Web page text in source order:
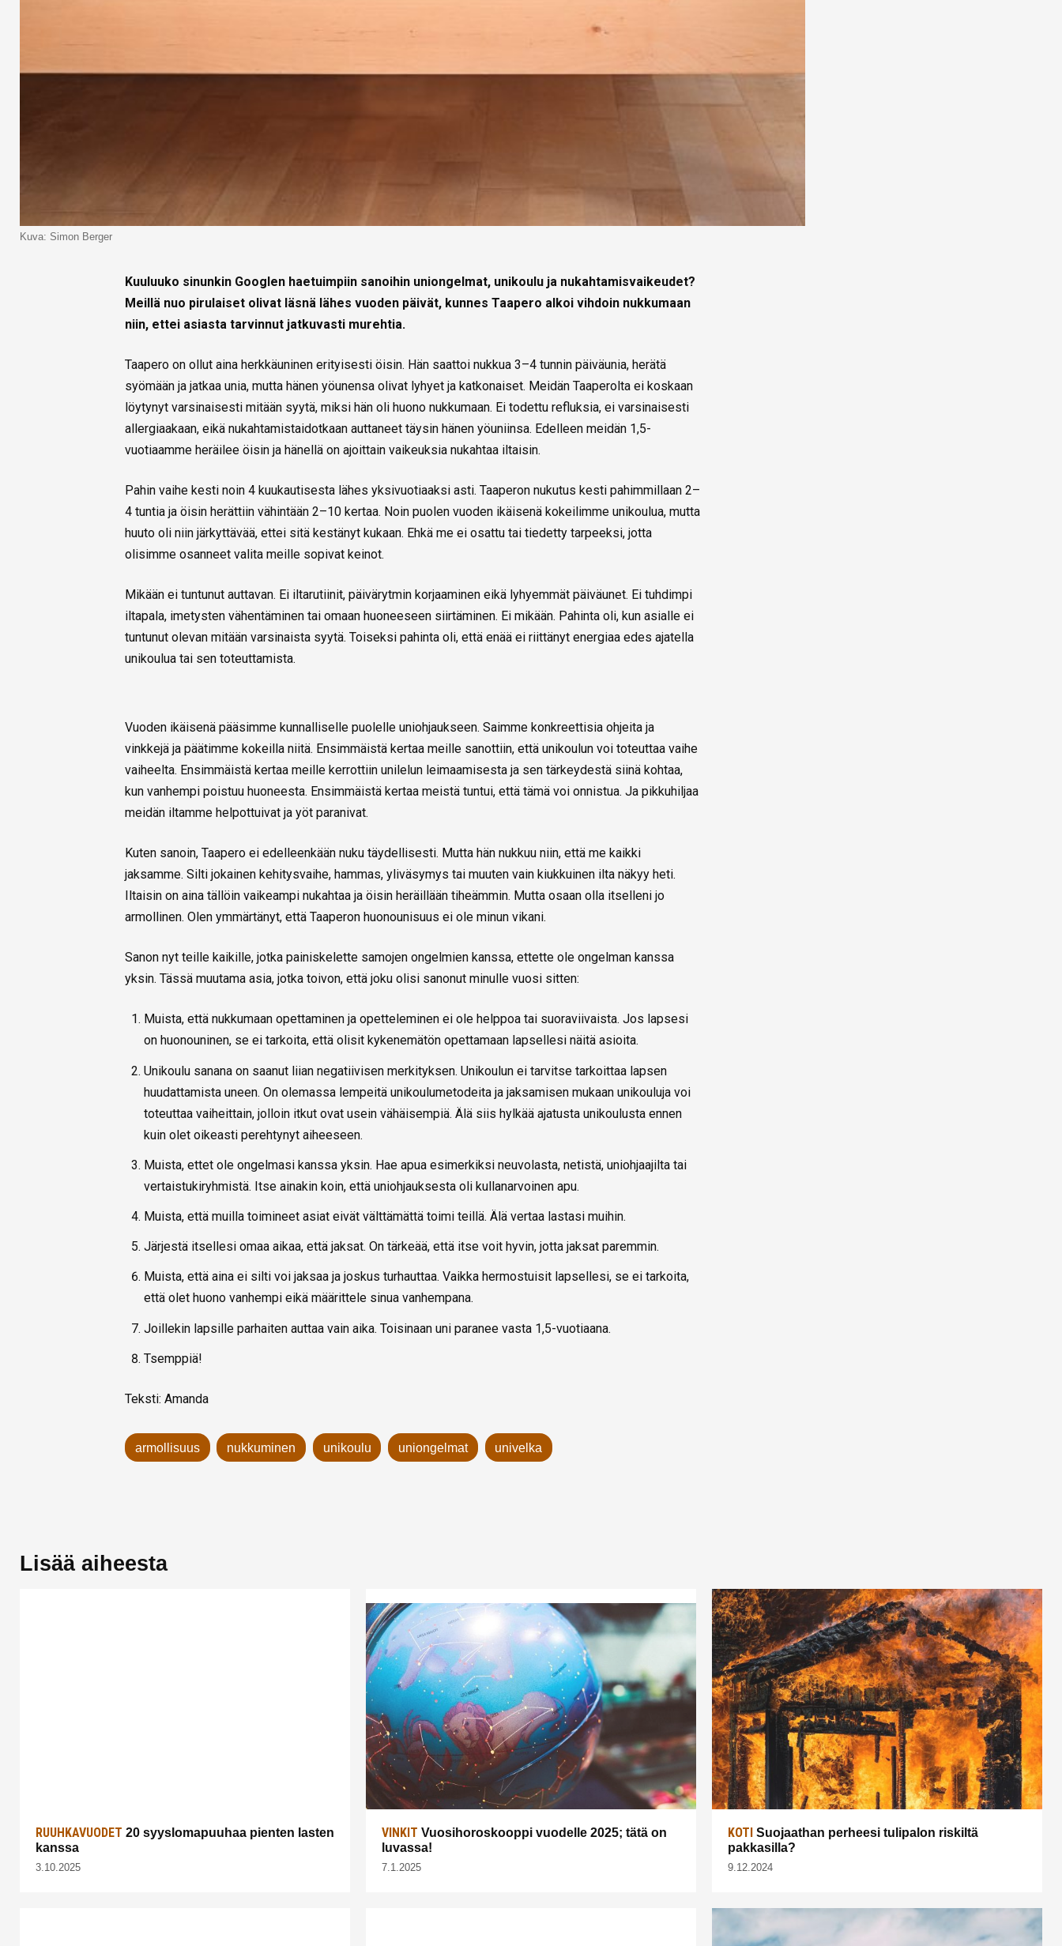
Kuva: Simon Berger
Kuuluuko sinunkin Googlen haetuimpiin sanoihin uniongelmat, unikoulu ja nukahtamisvaikeudet?
Meillä nuo pirulaiset olivat läsnä lähes vuoden päivät, kunnes Taapero alkoi vihdoin nukkumaan
niin, ettei asiasta tarvinnut jatkuvasti murehtia.
Taapero on ollut aina herkkäuninen erityisesti öisin. Hän saattoi nukkua 3–4 tunnin päiväunia, herätä
syömään ja jatkaa unia, mutta hänen yöunensa olivat lyhyet ja katkonaiset. Meidän Taaperolta ei koskaan
löytynyt varsinaisesti mitään syytä, miksi hän oli huono nukkumaan. Ei todettu refluksia, ei varsinaisesti
allergiaakaan, eikä nukahtamistaidotkaan auttaneet täysin hänen yöuniinsa. Edelleen meidän 1,5-
vuotiaamme heräilee öisin ja hänellä on ajoittain vaikeuksia nukahtaa iltaisin.
Pahin vaihe kesti noin 4 kuukautisesta lähes yksivuotiaaksi asti. Taaperon nukutus kesti pahimmillaan 2–
4 tuntia ja öisin herättiin vähintään 2–10 kertaa. Noin puolen vuoden ikäisenä kokeilimme unikoulua, mutta
huuto oli niin järkyttävää, ettei sitä kestänyt kukaan. Ehkä me ei osattu tai tiedetty tarpeeksi, jotta
olisimme osanneet valita meille sopivat keinot.
Mikään ei tuntunut auttavan. Ei iltarutiinit, päivärytmin korjaaminen eikä lyhyemmät päiväunet. Ei tuhdimpi
iltapala, imetysten vähentäminen tai omaan huoneeseen siirtäminen. Ei mikään. Pahinta oli, kun asialle ei
tuntunut olevan mitään varsinaista syytä. Toiseksi pahinta oli, että enää ei riittänyt energiaa edes ajatella
unikoulua tai sen toteuttamista.
Vuoden ikäisenä pääsimme kunnalliselle puolelle uniohjaukseen. Saimme konkreettisia ohjeita ja
vinkkejä ja päätimme kokeilla niitä. Ensimmäistä kertaa meille sanottiin, että unikoulun voi toteuttaa vaihe
vaiheelta. Ensimmäistä kertaa meille kerrottiin unilelun leimaamisesta ja sen tärkeydestä siinä kohtaa,
kun vanhempi poistuu huoneesta. Ensimmäistä kertaa meistä tuntui, että tämä voi onnistua. Ja pikkuhiljaa
meidän iltamme helpottuivat ja yöt paranivat.
Kuten sanoin, Taapero ei edelleenkään nuku täydellisesti. Mutta hän nukkuu niin, että me kaikki
jaksamme. Silti jokainen kehitysvaihe, hammas, yliväsymys tai muuten vain kiukkuinen ilta näkyy heti.
Iltaisin on aina tällöin vaikeampi nukahtaa ja öisin heräillään tiheämmin. Mutta osaan olla itselleni jo
armollinen. Olen ymmärtänyt, että Taaperon huonounisuus ei ole minun vikani.
Sanon nyt teille kaikille, jotka painiskelette samojen ongelmien kanssa, ettette ole ongelman kanssa
yksin. Tässä muutama asia, jotka toivon, että joku olisi sanonut minulle vuosi sitten:
Muista, että nukkumaan opettaminen ja opetteleminen ei ole helppoa tai suoraviivaista. Jos lapsesi
on huonouninen, se ei tarkoita, että olisit kykenemätön opettamaan lapsellesi näitä asioita.
Unikoulu sanana on saanut liian negatiivisen merkityksen. Unikoulun ei tarvitse tarkoittaa lapsen
huudattamista uneen. On olemassa lempeitä unikoulumetodeita ja jaksamisen mukaan unikouluja voi
toteuttaa vaiheittain, jolloin itkut ovat usein vähäisempiä. Älä siis hylkää ajatusta unikoulusta ennen
kuin olet oikeasti perehtynyt aiheeseen.
Muista, ettet ole ongelmasi kanssa yksin. Hae apua esimerkiksi neuvolasta, netistä, uniohjaajilta tai
vertaistukiryhmistä. Itse ainakin koin, että uniohjauksesta oli kullanarvoinen apu.
Muista, että muilla toimineet asiat eivät välttämättä toimi teillä. Älä vertaa lastasi muihin.
Järjestä itsellesi omaa aikaa, että jaksat. On tärkeää, että itse voit hyvin, jotta jaksat paremmin.
Muista, että aina ei silti voi jaksaa ja joskus turhauttaa. Vaikka hermostuisit lapsellesi, se ei tarkoita,
että olet huono vanhempi eikä määrittele sinua vanhempana.
Joillekin lapsille parhaiten auttaa vain aika. Toisinaan uni paranee vasta 1,5-vuotiaana.
Tsemppiä!
Teksti: Amanda
armollisuus nukkuminen unikoulu uniongelmat univelka
Lisää aiheesta
RUUHKAVUODET 20 syyslomapuuhaa pienten lasten
kanssa
3.10.2025
VINKIT Vuosihoroskooppi vuodelle 2025; tätä on
luvassa!
7.1.2025
KOTI Suojaathan perheesi tulipalon riskiltä
pakkasilla?
9.12.2024